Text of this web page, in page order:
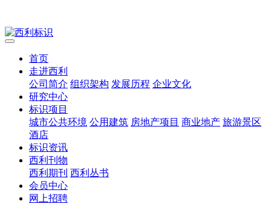
首页
走进西利
公司简介 组织架构 发展历程 企业文化
研究中心
标识项目
城市公共环境 公用建筑 房地产项目 商业地产 旅游景区
酒店
标识资讯
西利刊物
西利期刊 西利丛书
会员中心
网上招聘